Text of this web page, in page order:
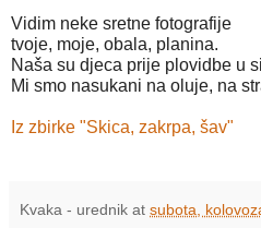
Vidim neke sretne fotografije
tvoje, moje, obala, planina.
Naša su djeca prije plovidbe u
Mi smo nasukani na oluje, na
Iz zbirke "Skica, zakrpa, šav"
Kvaka - urednik at subota,